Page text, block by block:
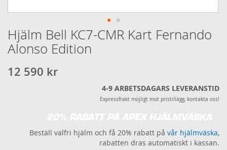
Hjälm Bell KC7-CMR Kart Fernando
Alonso Edition
12 590 kr
4-9 ARBETSDAGARS LEVERANSTID
Expressfrakt möjligt mot pristillägg, kontakta oss!
Beställ valfri hjälm och få 20% rabatt på vår hjälmväska,
rabatten dras automatiskt i kassan.
Hoppa
till
början
bildgalleriet